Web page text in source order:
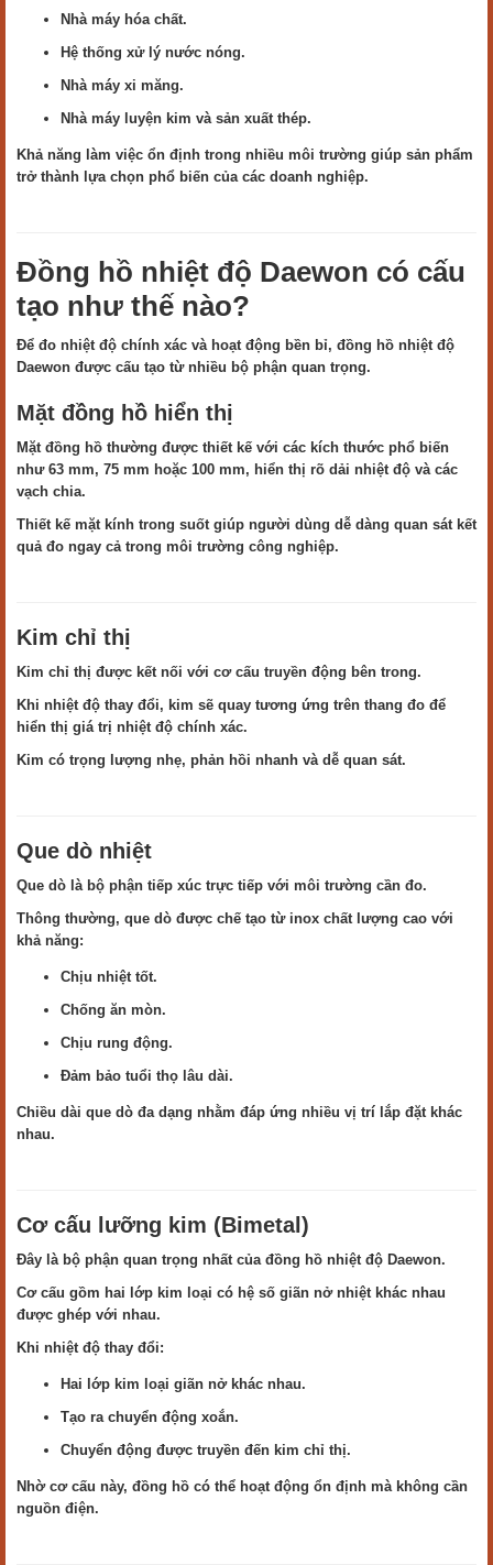
Nhà máy hóa chất.
Hệ thống xử lý nước nóng.
Nhà máy xi măng.
Nhà máy luyện kim và sản xuất thép.
Khả năng làm việc ổn định trong nhiều môi trường giúp sản phẩm
trở thành lựa chọn phổ biến của các doanh nghiệp.
Đồng hồ nhiệt độ Daewon có cấu
tạo như thế nào?
Để đo nhiệt độ chính xác và hoạt động bền bỉ, đồng hồ nhiệt độ
Daewon được cấu tạo từ nhiều bộ phận quan trọng.
Mặt đồng hồ hiển thị
Mặt đồng hồ thường được thiết kế với các kích thước phổ biến
như 63 mm, 75 mm hoặc 100 mm, hiển thị rõ dải nhiệt độ và các
vạch chia.
Thiết kế mặt kính trong suốt giúp người dùng dễ dàng quan sát kết
quả đo ngay cả trong môi trường công nghiệp.
Kim chỉ thị
Kim chỉ thị được kết nối với cơ cấu truyền động bên trong.
Khi nhiệt độ thay đổi, kim sẽ quay tương ứng trên thang đo để
hiển thị giá trị nhiệt độ chính xác.
Kim có trọng lượng nhẹ, phản hồi nhanh và dễ quan sát.
Que dò nhiệt
Que dò là bộ phận tiếp xúc trực tiếp với môi trường cần đo.
Thông thường, que dò được chế tạo từ inox chất lượng cao với
khả năng:
Chịu nhiệt tốt.
Chống ăn mòn.
Chịu rung động.
Đảm bảo tuổi thọ lâu dài.
Chiều dài que dò đa dạng nhằm đáp ứng nhiều vị trí lắp đặt khác
nhau.
Cơ cấu lưỡng kim (Bimetal)
Đây là bộ phận quan trọng nhất của đồng hồ nhiệt độ Daewon.
Cơ cấu gồm hai lớp kim loại có hệ số giãn nở nhiệt khác nhau
được ghép với nhau.
Khi nhiệt độ thay đổi:
Hai lớp kim loại giãn nở khác nhau.
Tạo ra chuyển động xoắn.
Chuyển động được truyền đến kim chỉ thị.
Nhờ cơ cấu này, đồng hồ có thể hoạt động ổn định mà không cần
nguồn điện.